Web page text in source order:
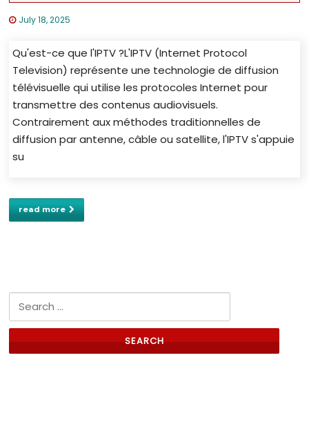
July 18, 2025
Qu'est-ce que l'IPTV ?L'IPTV (Internet Protocol
Television) représente une technologie de diffusion
télévisuelle qui utilise les protocoles Internet pour
transmettre des contenus audiovisuels.
Contrairement aux méthodes traditionnelles de
diffusion par antenne, câble ou satellite, l'IPTV s'appuie
su
read more
Search for: